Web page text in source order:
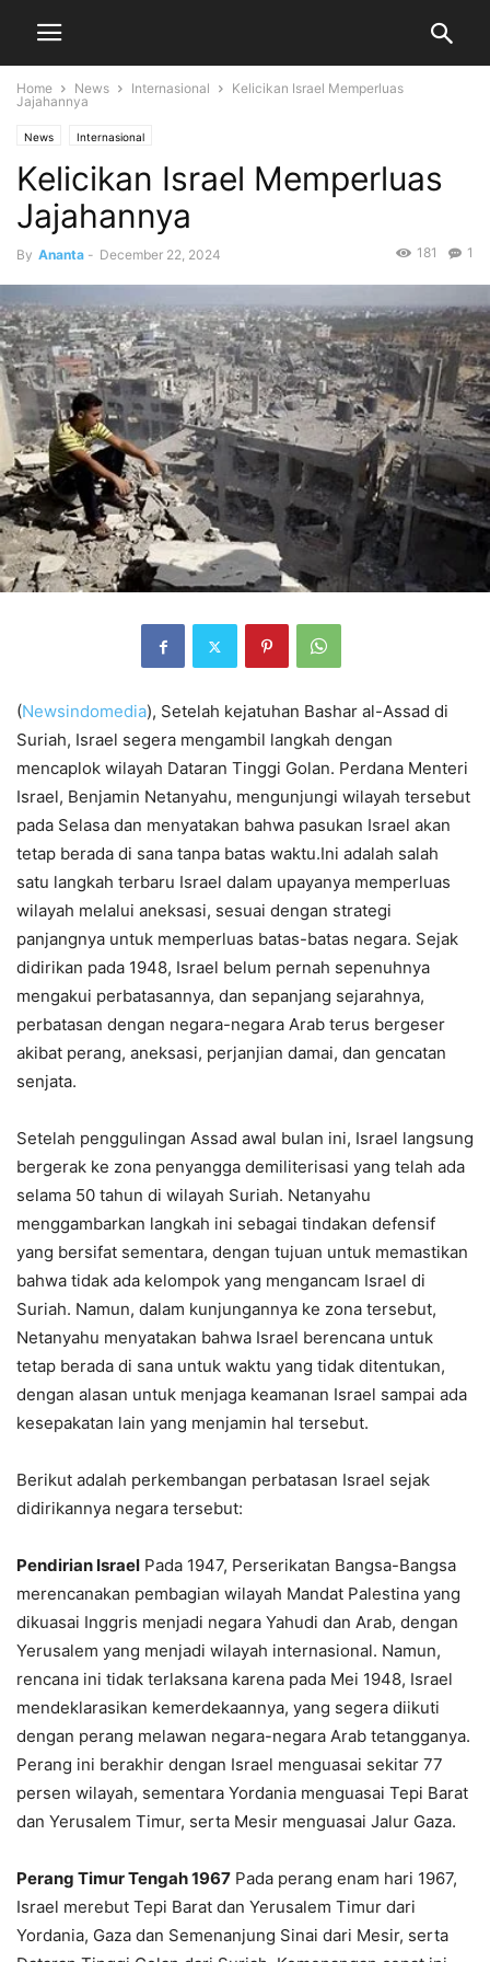
Home News Internasional
Kelicikan Israel Memperluas
Jajahannya
News Internasional
Kelicikan Israel Memperluas
Jajahannya
By Ananta - December 22, 2024 1
181
(Newsindomedia), Setelah kejatuhan Bashar al-Assad di
Suriah, Israel segera mengambil langkah dengan
mencaplok wilayah Dataran Tinggi Golan. Perdana Menteri
Israel, Benjamin Netanyahu, mengunjungi wilayah tersebut
pada Selasa dan menyatakan bahwa pasukan Israel akan
tetap berada di sana tanpa batas waktu.Ini adalah salah
satu langkah terbaru Israel dalam upayanya memperluas
wilayah melalui aneksasi, sesuai dengan strategi
panjangnya untuk memperluas batas-batas negara. Sejak
didirikan pada 1948, Israel belum pernah sepenuhnya
mengakui perbatasannya, dan sepanjang sejarahnya,
perbatasan dengan negara-negara Arab terus bergeser
akibat perang, aneksasi, perjanjian damai, dan gencatan
senjata.
Setelah penggulingan Assad awal bulan ini, Israel langsung
bergerak ke zona penyangga demiliterisasi yang telah ada
selama 50 tahun di wilayah Suriah. Netanyahu
menggambarkan langkah ini sebagai tindakan defensif
yang bersifat sementara, dengan tujuan untuk memastikan
bahwa tidak ada kelompok yang mengancam Israel di
Suriah. Namun, dalam kunjungannya ke zona tersebut,
Netanyahu menyatakan bahwa Israel berencana untuk
tetap berada di sana untuk waktu yang tidak ditentukan,
dengan alasan untuk menjaga keamanan Israel sampai ada
kesepakatan lain yang menjamin hal tersebut.
Berikut adalah perkembangan perbatasan Israel sejak
didirikannya negara tersebut:
Pendirian Israel Pada 1947, Perserikatan Bangsa-Bangsa
merencanakan pembagian wilayah Mandat Palestina yang
dikuasai Inggris menjadi negara Yahudi dan Arab, dengan
Yerusalem yang menjadi wilayah internasional. Namun,
rencana ini tidak terlaksana karena pada Mei 1948, Israel
mendeklarasikan kemerdekaannya, yang segera diikuti
dengan perang melawan negara-negara Arab tetangganya.
Perang ini berakhir dengan Israel menguasai sekitar 77
persen wilayah, sementara Yordania menguasai Tepi Barat
dan Yerusalem Timur, serta Mesir menguasai Jalur Gaza.
Perang Timur Tengah 1967 Pada perang enam hari 1967,
Israel merebut Tepi Barat dan Yerusalem Timur dari
Yordania, Gaza dan Semenanjung Sinai dari Mesir, serta